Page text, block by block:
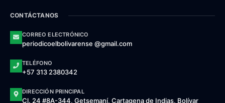
CONTÁCTANOS
CORREO ELECTRÓNICO
periodicoelbolivarense @gmail.com
TELÉFONO
+57 313 2380342
DIRECCIÓN PRINCIPAL
Cl. 24 #8A-344, Getsemaní, Cartagena de Indias, Bolívar